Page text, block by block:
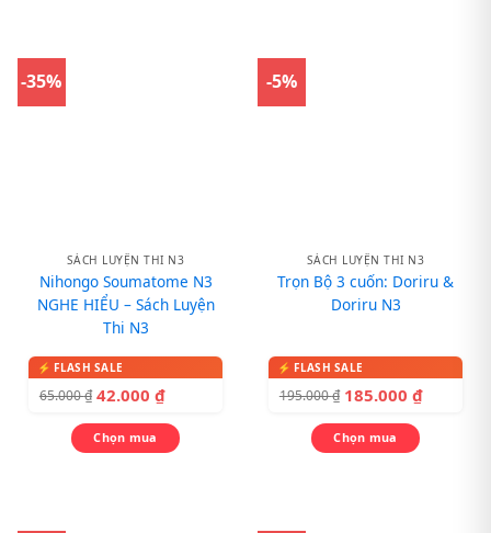
-35%
SÁCH LUYỆN THI N3
Nihongo Soumatome N3
NGHE HIỂU – Sách Luyện
Thi N3
65.000₫ 42.000 ₫
Chọn mua
-5%
SÁCH LUYỆN THI N3
Trọn Bộ 3 cuốn: Doriru &
Doriru N3
195.000₫ 185.000 ₫
Chọn mua